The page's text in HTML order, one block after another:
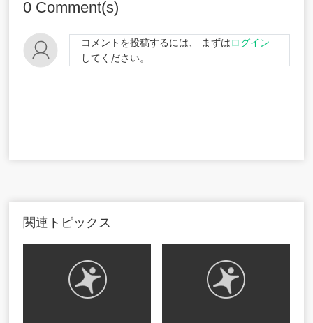
0 Comment(s)
コメントを投稿するには、 まずはログイン
してください。
関連トピックス